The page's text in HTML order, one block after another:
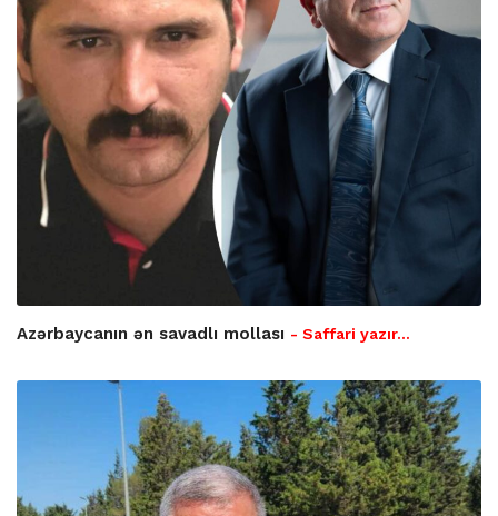
Azərbaycanın ən savadlı mollası - Saffari yazır…